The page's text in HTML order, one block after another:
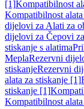
[1]Kompatibilnost
Kompatibilnost
dijelovi za Alati za
dijelovi za Čepovi
stiskanje s alatima
MeplaRezervni
stiskanjeRezervni
alata za stiskanje [1]
stiskanje [1]
Kompatibilnost